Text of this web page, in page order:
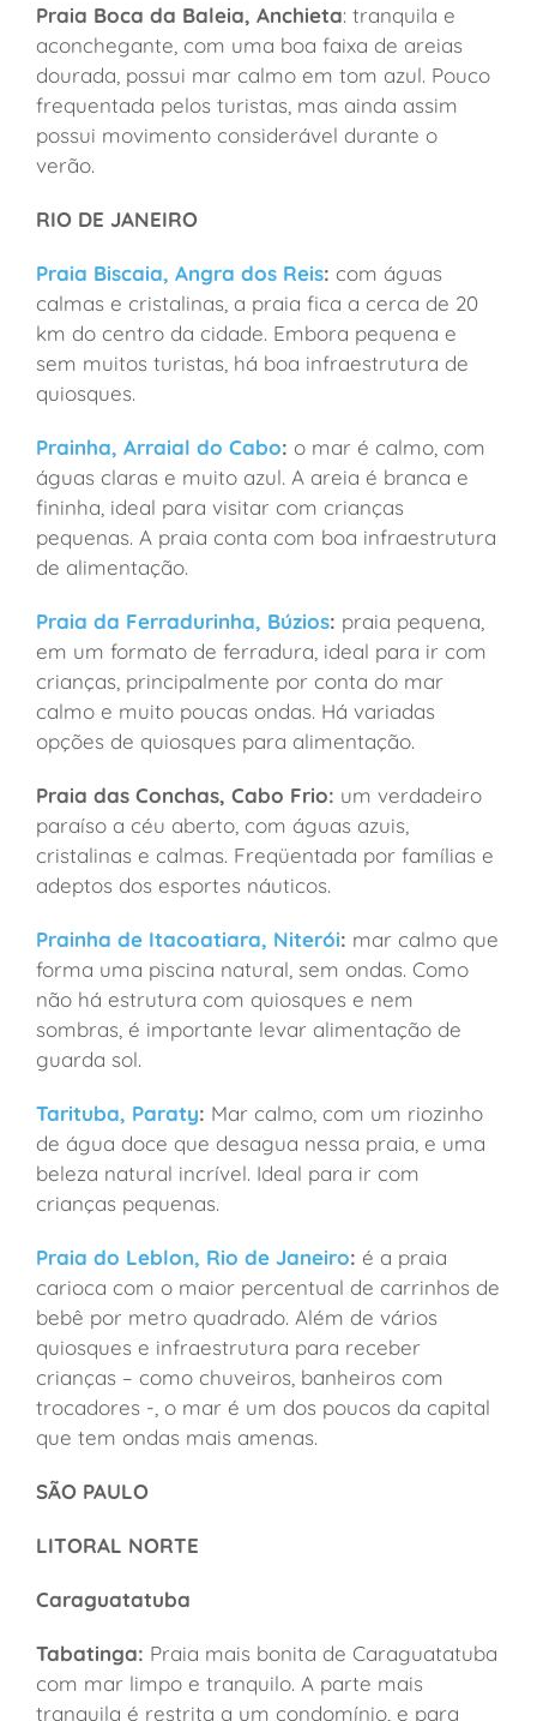
Praia Boca da Baleia, Anchieta: tranquila e
aconchegante, com uma boa faixa de areias
dourada, possui mar calmo em tom azul. Pouco
frequentada pelos turistas, mas ainda assim
possui movimento considerável durante o
verão.
RIO DE JANEIRO
Praia Biscaia, Angra dos Reis: com águas
calmas e cristalinas, a praia fica a cerca de 20
km do centro da cidade. Embora pequena e
sem muitos turistas, há boa infraestrutura de
quiosques.
Prainha, Arraial do Cabo: o mar é calmo, com
águas claras e muito azul. A areia é branca e
fininha, ideal para visitar com crianças
pequenas. A praia conta com boa infraestrutura
de alimentação.
Praia da Ferradurinha, Búzios: praia pequena,
em um formato de ferradura, ideal para ir com
crianças, principalmente por conta do mar
calmo e muito poucas ondas. Há variadas
opções de quiosques para alimentação.
Praia das Conchas, Cabo Frio: um verdadeiro
paraíso a céu aberto, com águas azuis,
cristalinas e calmas. Freqüentada por famílias e
adeptos dos esportes náuticos.
Prainha de Itacoatiara, Niterói: mar calmo que
forma uma piscina natural, sem ondas. Como
não há estrutura com quiosques e nem
sombras, é importante levar alimentação de
guarda sol.
Tarituba, Paraty: Mar calmo, com um riozinho
de água doce que desagua nessa praia, e uma
beleza natural incrível. Ideal para ir com
crianças pequenas.
Praia do Leblon, Rio de Janeiro: é a praia
carioca com o maior percentual de carrinhos de
bebê por metro quadrado. Além de vários
quiosques e infraestrutura para receber
crianças – como chuveiros, banheiros com
trocadores -, o mar é um dos poucos da capital
que tem ondas mais amenas.
SÃO PAULO
LITORAL NORTE
Caraguatatuba
Tabatinga: Praia mais bonita de Caraguatatuba
com mar limpo e tranquilo. A parte mais
tranquila é restrita a um condomínio, e para